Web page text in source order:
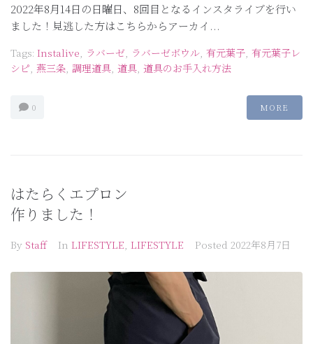
2022年8月14日の日曜日、8回目となるインスタライブを行い
ました！見逃した方はこちらからアーカイ...
Tags: Instalive ラバーゼ ラバーゼボウル 有元葉子 有元葉子レ
シピ 燕三条 調理道具 道具 道具のお手入れ方法
0 MORE
はたらくエプロン
作りました！
By Staff In LIFESTYLE LIFESTYLE Posted 2022年8月7日